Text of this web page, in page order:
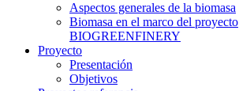
Aspectos generales de la biomasa
Biomasa en el marco del proyecto
BIOGREENFINERY
Proyecto
Presentación
Objetivos